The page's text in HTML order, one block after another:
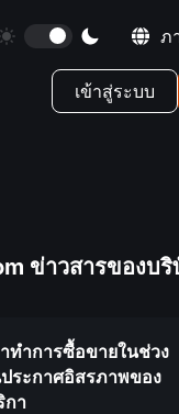
ภ
เข้าสู่ระบบ
ข่าวสารของบ
าทำการซื้อขายในช่วง
ระกาศอิสรภาพของ
กา